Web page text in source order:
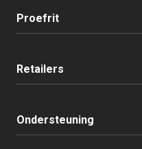
Proefrit
Retailers
Ondersteuning